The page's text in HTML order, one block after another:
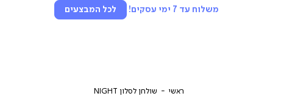
משלוח עד 7 ימי עסקים! לכל המבצעים
ראשי שולחן לסלון NIGHT